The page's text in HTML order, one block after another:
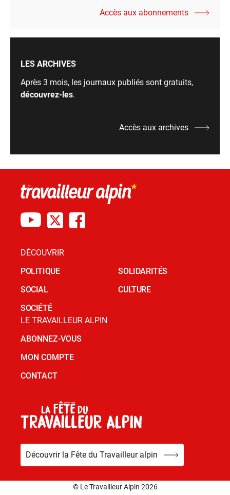
Accès aux abonnements
LES ARCHIVES
Après 3 mois, les journaux publiés sont gratuits,
découvrez-les.
Accès aux archives
DÉCOUVRIR
POLITIQUE
SOCIAL
SOCIÉTÉ
SOLIDARITÉS
CULTURE
LE TRAVAILLEUR ALPIN
ABONNEZ-VOUS
MON COMPTE
CONTACT
Découvrir la Fête du Travailleur alpin
© Le Travailleur Alpin 2026